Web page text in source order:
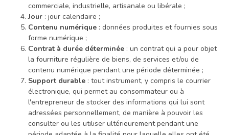
commerciale, industrielle, artisanale ou libérale ;
Jour : jour calendaire ;
Contenu numérique : données produites et fournies sous
forme numérique ;
Contrat à durée déterminée : un contrat qui a pour objet
la fourniture régulière de biens, de services et/ou de
contenu numérique pendant une période déterminée ;
Support durable : tout instrument, y compris le courrier
électronique, qui permet au consommateur ou à
l'entrepreneur de stocker des informations qui lui sont
adressées personnellement, de manière à pouvoir les
consulter ou les utiliser ultérieurement pendant une